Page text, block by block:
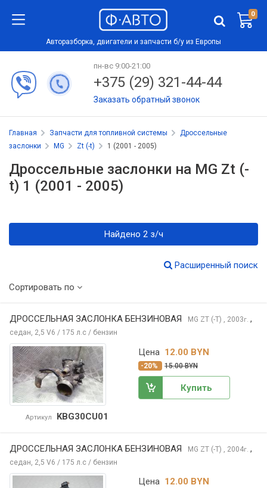
0
Авторазборка, двигатели и запчасти б/у из Европы
пн-вс 9:00-21:00
+375 (29) 321-44-44
Заказать обратный звонок
Главная Запчасти для топливной системы
Дроссельные
заслонки
MG Zt (-t) 1 (2001 - 2005)
Дроссельные заслонки на MG Zt (-
t) 1 (2001 - 2005)
Найдено 2 з/ч
Расширенный поиск
Сортировать по
ДРОССЕЛЬНАЯ ЗАСЛОНКА БЕНЗИНОВАЯ MG ZT (-T) , 2003г. ,
седан, 2,5 V6 / 175 л.с / бензин
Артикул KBG30CU01
Цена 12.00 BYN
-20% 15.00 BYN
Купить
ДРОССЕЛЬНАЯ ЗАСЛОНКА БЕНЗИНОВАЯ MG ZT (-T) , 2004г. ,
седан, 2,5 V6 / 175 л.с / бензин
Цена 12.00 BYN